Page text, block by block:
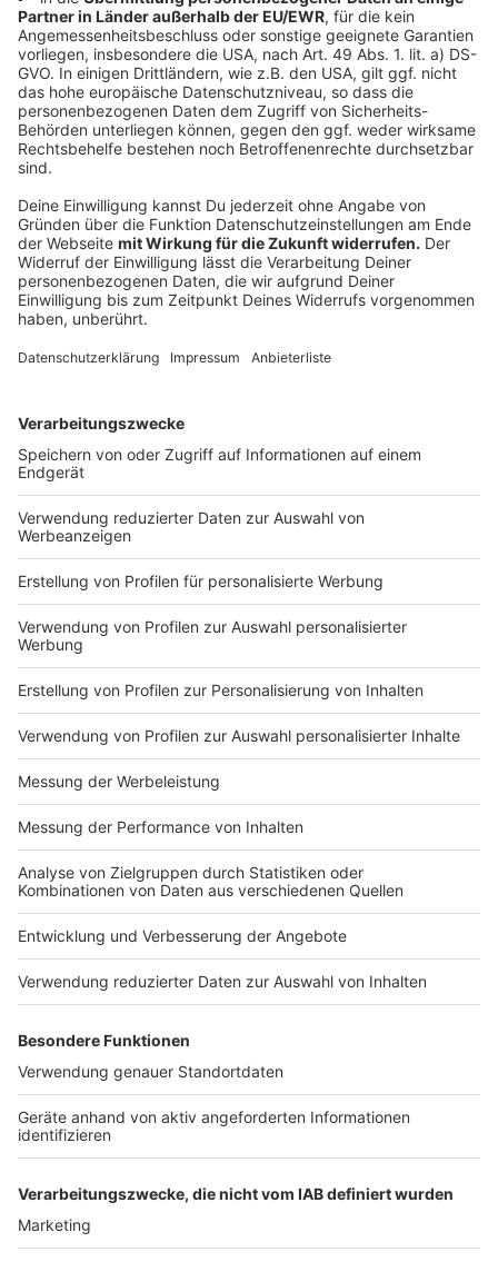
Wir benötigen Ihre
Zustimmung, um den YouTube
Video-Service zu laden!
Drittanbieters, um Videoinhalte
einzubetten. Dieser Service kann
Daten zu Ihren Aktivitäten
sammeln. Bitte lesen Sie die
Details durch und stimmen Sie der
Nutzung des Service zu, um dieses
Video anzusehen.
Akzeptieren
powered byUsercentrics Consent
Management Platform
In diesem Video zeigt euch Nelson Müller, wie man
eine gratinierte Dorade zaubert. Die Beilagen können
variieren, wie ihr hier seht, macht unser Starkoch dazu
eine Ratatouille-Kruste. Viel Spaß beim Nachkochen.
Anzeige
Das ist der Kitchen Club by Nelson Müller
Anzeige
Bei euch läuft das Radio in der Küche, bei uns die
Küche im Radio. Starkoch Nelson Müller lädt uns
exklusiv in seinen Kitchen Club ein. Ab sofort versorgt
er uns täglich mit raffinierten Rezepten zum
Nachkochen oder Nachkochen lassen. Nelson nimmt
uns mit in seine Küche und weiht uns in die
Geheimnisse eines bekannten Profikochs ein. Der
Gourmets und Gourmüsen. Für alle von euch, die
wissen, dass Kardamom ein Gewürz ist und kein
Ersatzteil fürs Auto. Das ist "Foodtainment" der
Extraklasse. Feinste Küche, die man überall genießen
oder wie Nelson es sagt: "Macht nix, wenn's
schmeckt!"
Nelson Müller live erleben? Hier gibt esInfos zu den
Anzeige